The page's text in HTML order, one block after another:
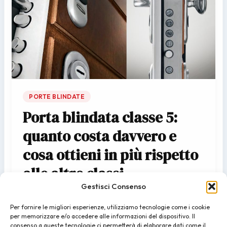
Gestisci Consenso
Per fornire le migliori esperienze, utilizziamo tecnologie come i cookie
per memorizzare e/o accedere alle informazioni del dispositivo. Il
consenso a queste tecnologie ci permetterà di elaborare dati come il
PORTE BLINDATE
Porta blindata classe 5:
quanto costa davvero e
cosa ottieni in più rispetto
alle altre classi
Quando si parla di porte blindate, la classe di sicurezza